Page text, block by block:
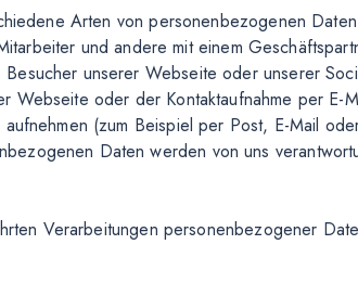
Arten von personenbezogenen
und andere mit einem
unserer Webseite oder unserer
oder der Kontaktaufnahme per E-
(zum Beispiel per Post, E-Mail
Daten werden von uns
Verarbeitungen personenbezogener